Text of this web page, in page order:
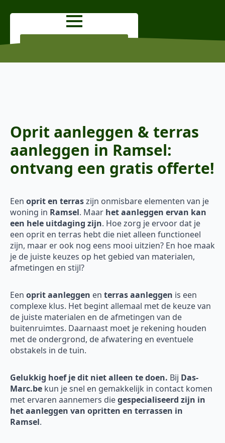
Oprit aanleggen & terras
aanleggen in Ramsel:
ontvang een gratis offerte!
Een oprit en terraszijn onmisbare elementen van je
woning in Ramsel. Maar het aanleggen ervan kan
een hele uitdaging zijn. Hoe zorg je ervoor dat je
een oprit en terras hebt die niet alleen functioneel
zijn, maar er ook nog eens mooi uitzien? En hoe maak
je de juiste keuzes op het gebied van materialen,
afmetingen en stijl?
Een oprit aanleggen en terras aanleggen is een
complexe klus. Het begint allemaal met de keuze van
de juiste materialen en de afmetingen van de
buitenruimtes. Daarnaast moet je rekening houden
met de ondergrond, de afwatering en eventuele
obstakels in de tuin.
Gelukkig hoef je dit niet alleen te doen. Bij Das-
Marc.be kun je snel en gemakkelijk in contact komen
met ervaren aannemers diegespecialiseerd zijn in
het aanleggen van opritten en terrassen in
Ramsel.